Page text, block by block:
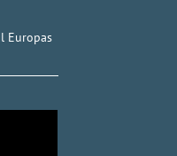
Europas